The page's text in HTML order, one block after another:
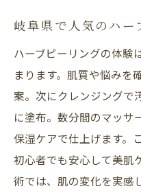
こと
やめた方がいい人
ハーブピーリ
とは
やめた方がい
ハーブピーリ
ント
やめた方がいい
岐阜県で人気のハー
ハーブピーリングの体験
まります。肌質や悩みを
案。次にクレンジングで
に塗布。数分間のマッサ
保湿ケアで仕上げます。
初心者でも安心して美肌
術では、肌の変化を実感